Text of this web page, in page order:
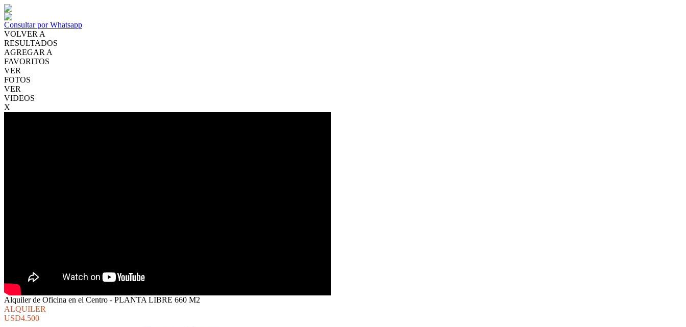
Consultar por Whatsapp
VOLVER A
RESULTADOS
AGREGAR A
FAVORITOS
VER
FOTOS
VER
VIDEOS
X
Alquiler de Oficina en el Centro - PLANTA LIBRE 660 M2
ALQUILER
USD4.500